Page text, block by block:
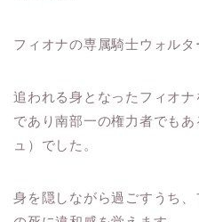
フィオナの専属騎士ウォルタ
追われる身となったフィオ
であり南部一の権力者でも
ュ）でした。
身を隠しながら過ごすうち